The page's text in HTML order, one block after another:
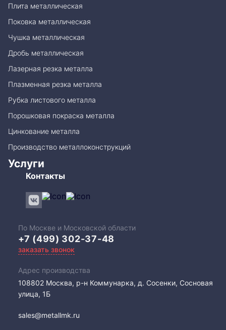
Плита металлическая
Поковка металлическая
Чушка металлическая
Дробь металлическая
Лазерная резка металла
Плазменная резка металла
Рубка листового металла
Порошковая покраска металла
Цинкование металла
Производство металлоконструкций
Услуги
Контакты
По Москве и Московской области
+7 (499) 302-37-48
заказать звонок
Адрес производства
108802​ Москва, р-н Коммунарка, д. Сосенки, Сосновая
улица, 1Б
sales@metallmk.ru